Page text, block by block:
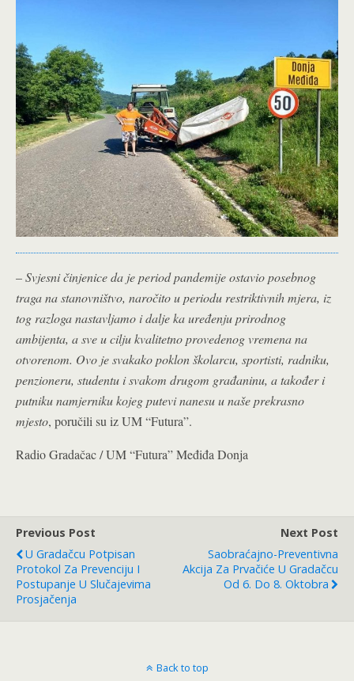
–Svjesni činjenice da je period pandemije ostavio posebnog
traga na stanovništvo, naročito u periodu restriktivnih mjera, iz
tog razloga nastavljamo i dalje ka uređenju prirodnog
ambijenta, a sve u cilju kvalitetno provedenog vremena na
otvorenom. Ovo je svakako poklon školarcu, sportisti, radniku,
penzioneru, studentu i svakom drugom građaninu, a također i
putniku namjerniku kojeg putevi nanesu u naše prekrasno
mjesto, poručili su iz UM “Futura”.
Radio Gradačac / UM “Futura” Međiđa Donja
Previous Post
U Gradačcu Potpisan
Protokol Za Prevenciju I
Postupanje U Slučajevima
Prosjačenja
Next Post
Saobraćajno-Preventivna
Akcija Za Prvačiće U Gradačcu
Od 6. Do 8. Oktobra
Back to top